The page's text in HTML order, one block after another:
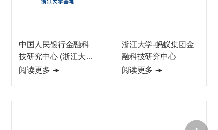
中国人民银行金融科
技研究中心 (浙江大学
基地）
阅读更多
浙江大学-蚂蚁集团金
融科技研究中心
阅读更多